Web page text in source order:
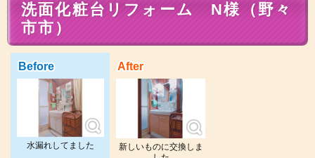
洗面化粧台リフォーム N様（野々
市市）
Before
水漏れしてました
新しいものに交換しま